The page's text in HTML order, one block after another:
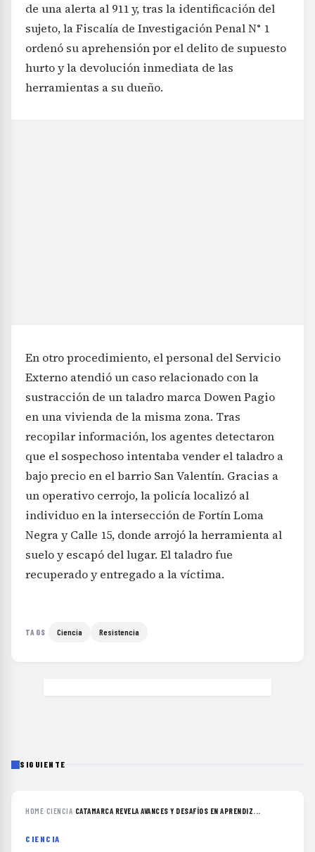
de una alerta al 911 y, tras la identificación del
sujeto, la Fiscalía de Investigación Penal N° 1
ordenó su aprehensión por el delito de supuesto
hurto y la devolución inmediata de las
herramientas a su dueño.
En otro procedimiento, el personal del Servicio
Externo atendió un caso relacionado con la
sustracción de un taladro marca Dowen Pagio
en una vivienda de la misma zona. Tras
recopilar información, los agentes detectaron
que el sospechoso intentaba vender el taladro a
bajo precio en el barrio San Valentín. Gracias a
un operativo cerrojo, la policía localizó al
individuo en la intersección de Fortín Loma
Negra y Calle 15, donde arrojó la herramienta al
suelo y escapó del lugar. El taladro fue
recuperado y entregado a la víctima.
TAGS Ciencia Resistencia
SIGUIENTE
HOME›CIENCIA› CATAMARCA REVELA AVANCES Y DESAFÍOS EN APRENDIZ...
CIENCIA